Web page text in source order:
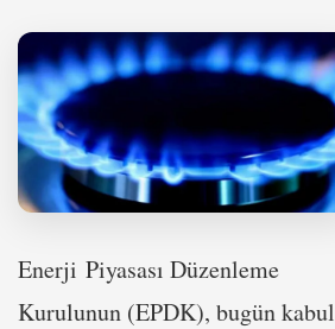
Enerji Piyasası Düzenleme
Kurulunun (EPDK), bugün kabul